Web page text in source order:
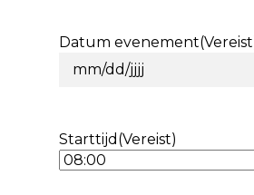
Datum evenement
slash
JJJJ
Starttijd (Vereist)